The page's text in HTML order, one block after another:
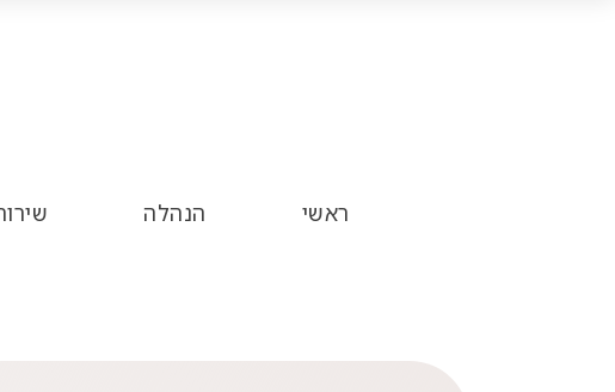
ראשי הנהלה